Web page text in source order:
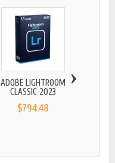
ADOBE LIGHTROOM
CLASSIC 2023
$794.48
›